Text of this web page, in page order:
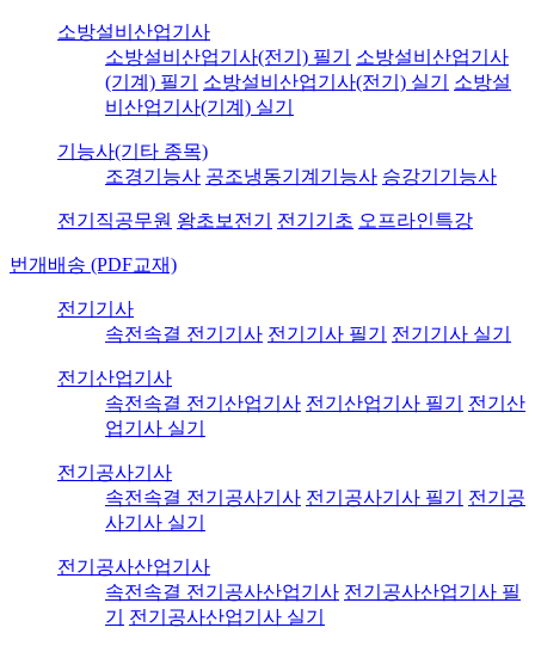
소방설비산업기사
소방설비산업기사(전기) 필기
소방설비산업기사
(기계) 필기
소방설비산업기사(전기) 실기
소방설
비산업기사(기계) 실기
기능사(기타 종목)
조경기능사 공조냉동기계기능사 승강기기능사
전기직공무원 왕초보전기 전기기초 오프라인특강
번개배송 (PDF교재)
전기기사
속전속결 전기기사 전기기사 필기 전기기사 실기
전기산업기사
속전속결 전기산업기사 전기산업기사 필기
전기산
업기사 실기
전기공사기사
속전속결 전기공사기사 전기공사기사 필기
전기공
사기사 실기
전기공사산업기사
속전속결 전기공사산업기사 전기공사산업기사 필
기
전기공사산업기사 실기